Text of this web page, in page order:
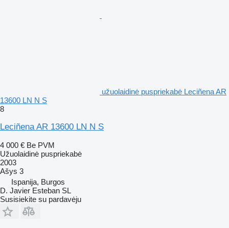
užuolaidinė puspriekabė Leciñena AR
13600 LN N S
8
Leciñena AR 13600 LN N S
4 000 € Be PVM
Užuolaidinė puspriekabė
2003
Ašys 3
Ispanija, Burgos
D. Javier Esteban SL
Susisiekite su pardavėju